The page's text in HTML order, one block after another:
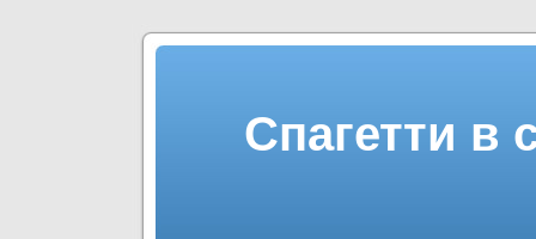
Спагетти в